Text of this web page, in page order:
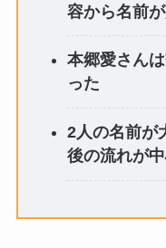
容から名前
本郷愛さん
った
2人の名前が
後の流れが